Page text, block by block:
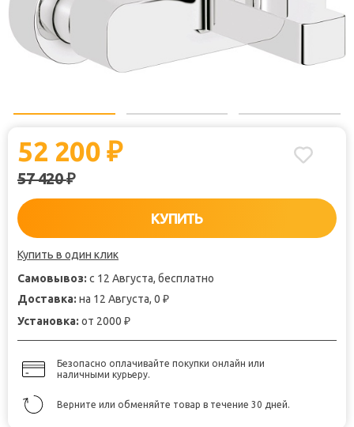
52 200 ₽
57 420₽
КУПИТЬ
Купить в один клик
Самовывоз: с 12 Августа, бесплатно
Доставка: на 12 Августа, 0 ₽
Установка: от 2000 ₽
Безопасно оплачивайте покупки онлайн или
наличными курьеру.
Верните или обменяйте товар в течение 30 дней.